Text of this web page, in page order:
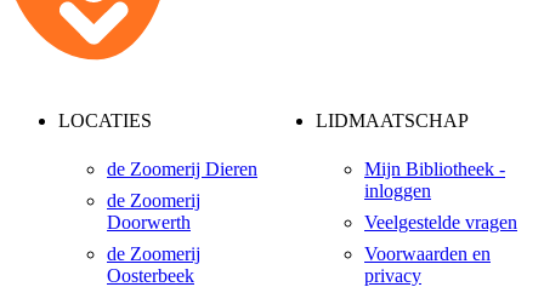
LOCATIES
de Zoomerij Dieren
de Zoomerij
Doorwerth
de Zoomerij
Oosterbeek
LIDMAATSCHAP
Mijn Bibliotheek -
inloggen
Veelgestelde vragen
Voorwaarden en
privacy